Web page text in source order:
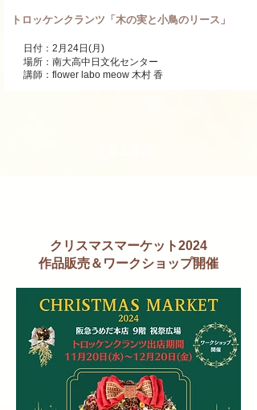
トロッケンクランツ「木の実と小鳥のリース」
日付：2月24日(月)
場所：南大高中日文化センター
講師：flower labo meow 木村 香
クリスマスマーケット2024
作品販売＆ワークショップ開催